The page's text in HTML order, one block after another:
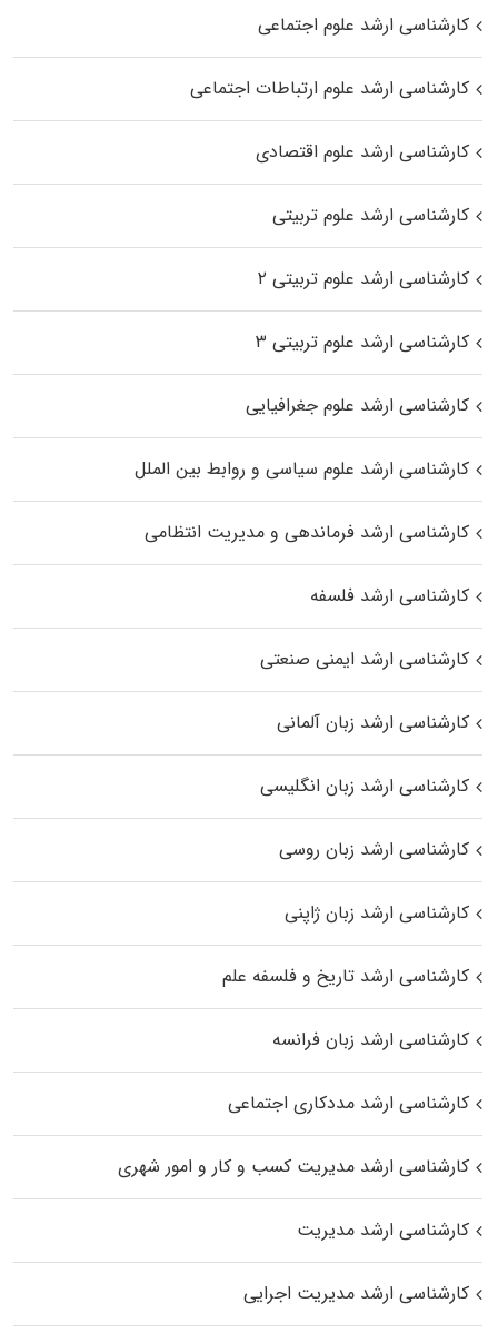
کارشناسی ارشد علوم اجتماعی
کارشناسی ارشد علوم ارتباطات اجتماعی
کارشناسی ارشد علوم اقتصادی
کارشناسی ارشد علوم تربیتی
کارشناسی ارشد علوم تربیتی ۲
کارشناسی ارشد علوم تربیتی ۳
کارشناسی ارشد علوم جغرافیایی
کارشناسی ارشد علوم سیاسی و روابط بین الملل
کارشناسی ارشد فرماندهی و مدیریت انتظامی
کارشناسی ارشد فلسفه
کارشناسی ارشد ایمنی صنعتی
کارشناسی ارشد زبان آلمانی
کارشناسی ارشد زبان انگلیسی
کارشناسی ارشد زبان روسی
کارشناسی ارشد زبان ژاپنی
کارشناسی ارشد تاریخ و فلسفه علم
کارشناسی ارشد زبان فرانسه
کارشناسی ارشد مددکاری اجتماعی
کارشناسی ارشد مدیریت کسب و کار و امور شهری
کارشناسی ارشد مدیریت
کارشناسی ارشد مدیریت اجرایی